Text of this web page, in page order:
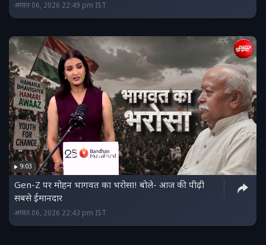
अगस्त 06, 2026 22:49 pm IST
9:03
Gen-Z पर मोहन भागवत का भरोसा! बोले- आज की पीढ़ी
सबसे ईमानदार
अगस्त 06, 2026 22:43 pm IST